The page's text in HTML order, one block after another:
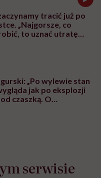
tracić już po
„Najgorsze, co
to uznać utratę
„Po wylewie stan
jak po eksplozji
czaszką. O
serwisie